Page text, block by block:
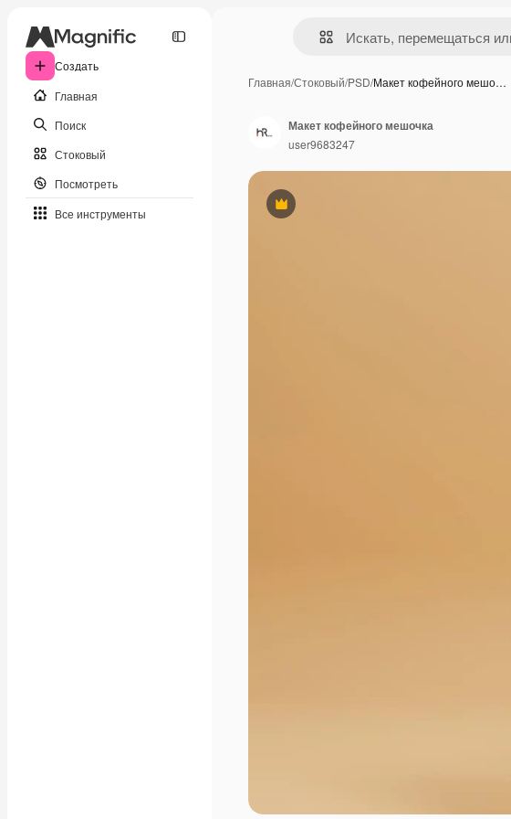
Создать
Главная
Поиск
Стоковый
Посмотреть
Все инструменты
Главная/Стоковый/PSD/Макет кофейного мешо…
Премиум
Макет кофейного мешочка
user9683247